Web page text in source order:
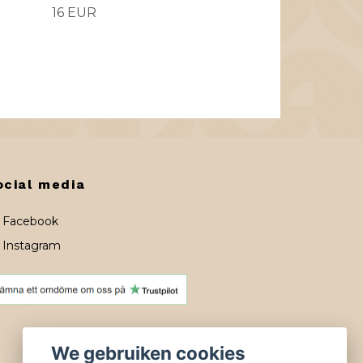
16 EUR
media
Facebook
Instagram
We gebruiken cookies